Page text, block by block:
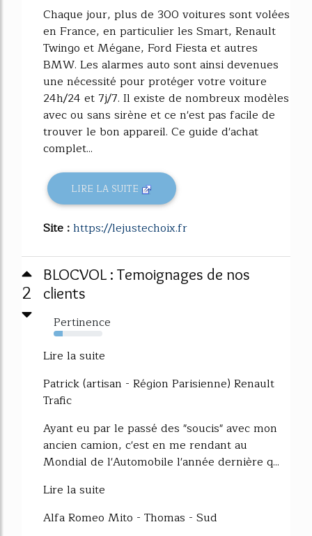
Chaque jour, plus de 300 voitures sont volées
en France, en particulier les Smart, Renault
Twingo et Mégane, Ford Fiesta et autres
BMW. Les alarmes auto sont ainsi devenues
une nécessité pour protéger votre voiture
24h/24 et 7j/7. Il existe de nombreux modèles
avec ou sans sirène et ce n'est pas facile de
trouver le bon appareil. Ce guide d'achat
complet...
LIRE LA SUITE
Site :https://lejustechoix.fr
2
BLOCVOL : Temoignages de nos
clients
Pertinence
18%
Lire la suite
Patrick (artisan - Région Parisienne) Renault
Trafic
Ayant eu par le passé des "soucis" avec mon
ancien camion, c'est en me rendant au
Mondial de l'Automobile l'année dernière q...
Lire la suite
Alfa Romeo Mito - Thomas - Sud